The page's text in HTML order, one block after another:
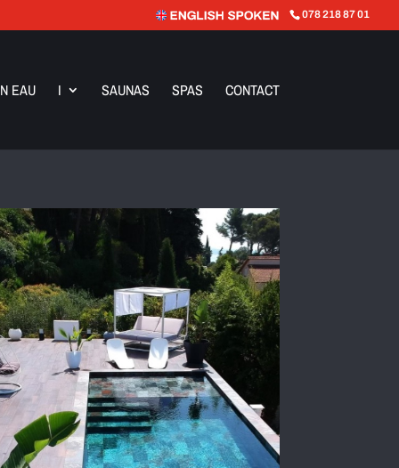
078 218 87 01
EAU I SAUNAS SPAS CONTACT